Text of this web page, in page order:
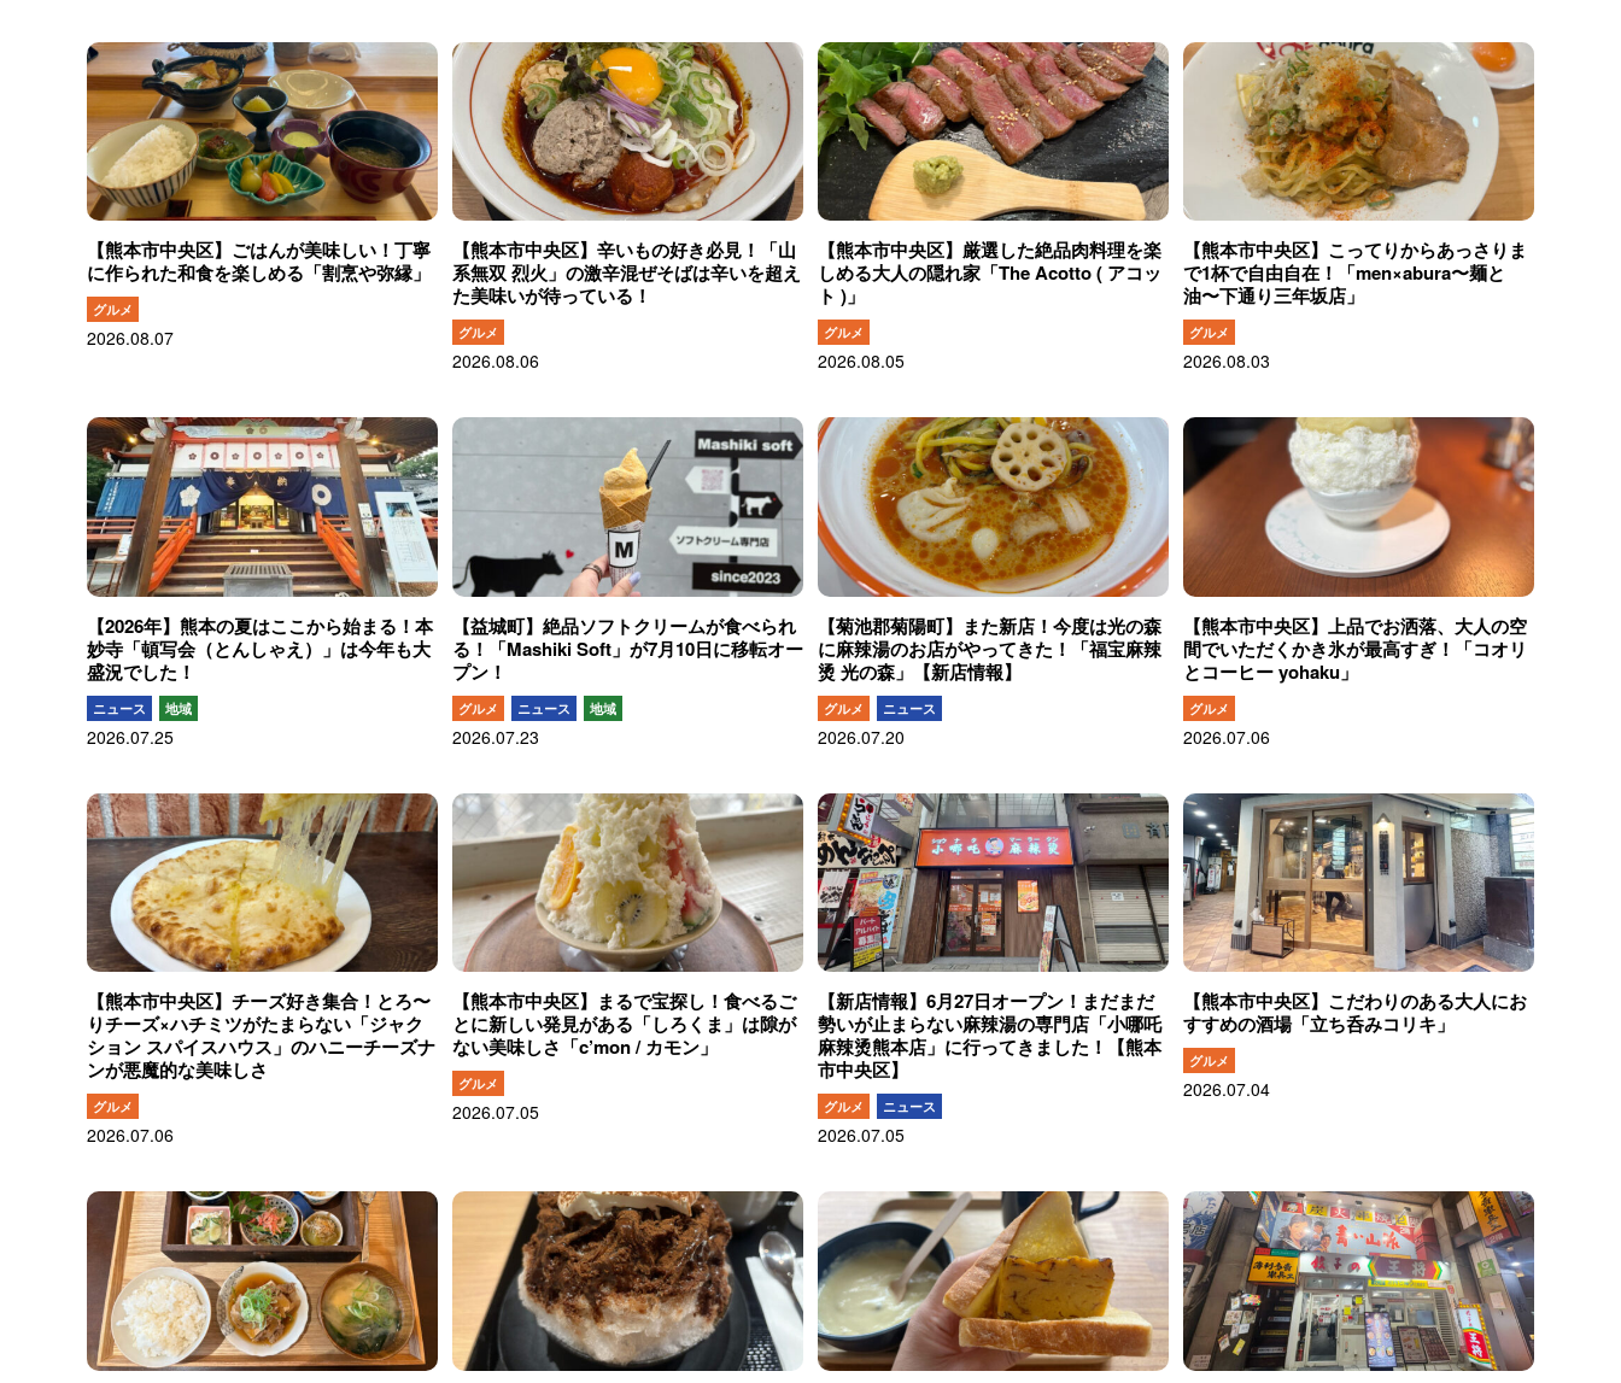
【熊本市中央区】ごはんが美味しい！丁寧
に作られた和食を楽しめる「割烹や弥縁」
グルメ
2026.08.07
【熊本市中央区】辛いもの好き必見！「山
系無双 烈火」の激辛混ぜそばは辛いを超え
た美味いが待っている！
グルメ
2026.08.06
【熊本市中央区】厳選した絶品肉料理を楽
しめる大人の隠れ家「The Acotto ( アコッ
ト )」
グルメ
2026.08.05
【熊本市中央区】こってりからあっさりま
で1杯で自由自在！「men×abura〜麺と
油〜下通り三年坂店」
グルメ
2026.08.03
【2026年】熊本の夏はここから始まる！本
妙寺「頓写会（とんしゃえ）」は今年も大
盛況でした！
ニュース 地域
2026.07.25
【益城町】絶品ソフトクリームが食べられ
る！「Mashiki Soft」が7月10日に移転オー
プン！
グルメ ニュース 地域
2026.07.23
【菊池郡菊陽町】また新店！今度は光の森
に麻辣湯のお店がやってきた！「福宝麻辣
烫 光の森」【新店情報】
グルメ ニュース
2026.07.20
【熊本市中央区】上品でお洒落、大人の空
間でいただくかき氷が最高すぎ！「コオリ
とコーヒー yohaku」
グルメ
2026.07.06
【熊本市中央区】チーズ好き集合！とろ〜
りチーズ×ハチミツがたまらない「ジャク
ション スパイスハウス」のハニーチーズナ
ンが悪魔的な美味しさ
グルメ
2026.07.06
【熊本市中央区】まるで宝探し！食べるご
とに新しい発見がある「しろくま」は隙が
ない美味しさ「c’mon / カモン」
グルメ
2026.07.05
【新店情報】6月27日オープン！まだまだ
勢いが止まらない麻辣湯の専門店「小哪吒
麻辣烫熊本店」に行ってきました！【熊本
市中央区】
グルメ ニュース
2026.07.05
【熊本市中央区】こだわりのある大人にお
すすめの酒場「立ち呑みコリキ」
グルメ
2026.07.04